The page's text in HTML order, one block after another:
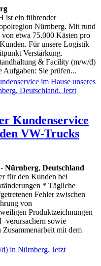
ist ein führender
Nürnberg. Mit rund
etwa 75.000 Kästen pro
Für unsere Logistik
Verstärkung.
& Facility (m/w/d)
Aufgaben: Sie prüfen...
Kundenservice
VW-Trucks
Nürnberg, Deutschland
für den Kunden bei
* Tägliche
Fehler zwischen
von
Produktzeichnungen
verursachern sowie
mit dem